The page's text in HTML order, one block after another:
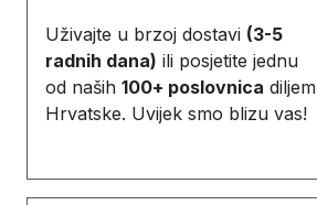
Uživajte u brzoj dostavi (3-5
radnih dana) ili posjetite jednu
od naših 100+ poslovnica diljem
Hrvatske. Uvijek smo blizu vas!